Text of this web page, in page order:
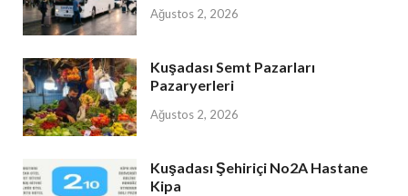
Ağustos 2, 2026
Kuşadası Semt Pazarları
Pazaryerleri
Ağustos 2, 2026
Kuşadası Şehiriçi No2A Hastane
Kipa